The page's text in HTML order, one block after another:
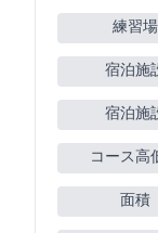
練習場
宿泊施
宿泊施
コース高
面積